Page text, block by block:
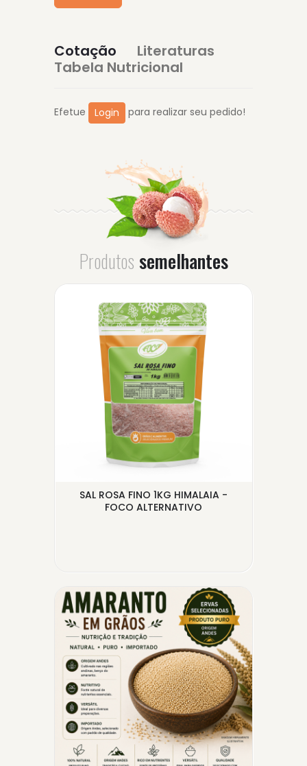
Cotação
Literaturas
Tabela Nutricional
Efetue Login para realizar seu pedido!
Produtos semelhantes
SAL ROSA FINO 1KG HIMALAIA -
FOCO ALTERNATIVO